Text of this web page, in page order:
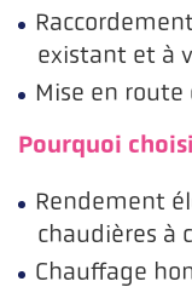
existant et à
Mise en
Pourquoi
Rendement
chaudières à
Chauffage